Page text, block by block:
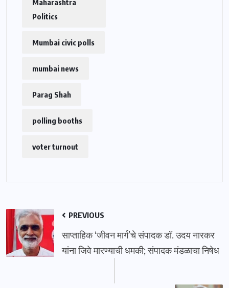
Maharashtra
Politics
Mumbai civic polls
mumbai news
Parag Shah
polling booths
voter turnout
PREVIOUS
साप्ताहिक ‘जीवन मार्ग’चे संपादक डॉ. उदय नारकर
यांना जिवे मारण्याची धमकी; संपादक मंडळाचा निषेध